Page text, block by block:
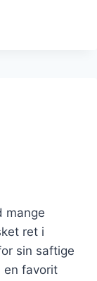
mange
ret i
sin saftige
en favorit